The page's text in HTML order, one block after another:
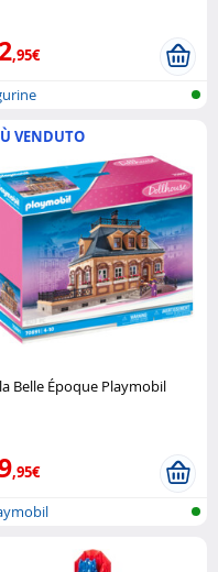
,95€
VENDUTO
Belle Époque Playmobil
,95€